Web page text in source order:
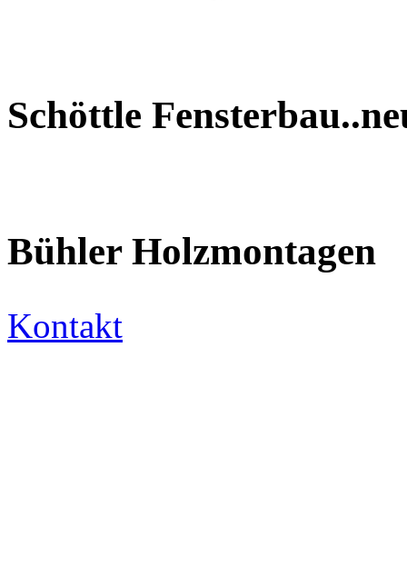
Schöttle
Bühler Holzmontagen
Kontakt